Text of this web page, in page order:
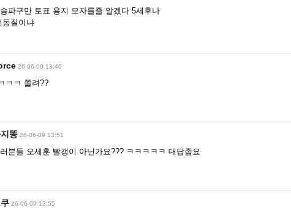
파구만 토표 용지 모자를줄 알겠다 5세후나
동질이냐
26-06-09 13:46
ㅋㅋ 쫄려??
똥 26-06-09 13:51
분들 오세훈 빨갱이 아닌가요??? ㅋㅋㅋㅋㅋ 대답좀요
26-06-09 13:55